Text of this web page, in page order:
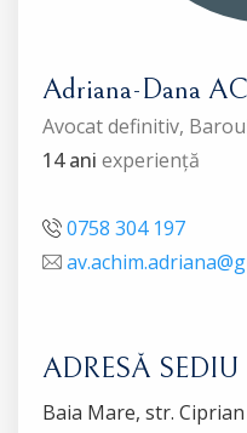
Adriana-Dana
Avocat definitiv,
14 ani experiență
0758 304 197
ADRESĂ SEDIU
Baia Mare, str.